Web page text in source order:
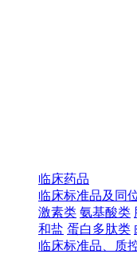
临床药品
临床标准品及同
激素类 氨基酸类
和盐 蛋白多肽类
临床标准品、质